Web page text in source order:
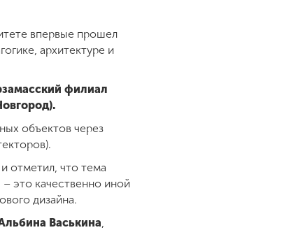
впервые прошел
архитектуре и
филиал
объектов через
отметил, что тема
это качественно иной
дизайна.
Васькина,